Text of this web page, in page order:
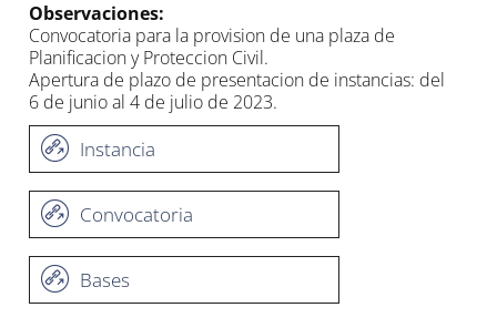
Observaciones:
Convocatoria para la provision de una plaza de
Planificacion y Proteccion Civil.
Apertura de plazo de presentacion de instancias: del
6 de junio al 4 de julio de 2023.
Instancia
Convocatoria
Bases